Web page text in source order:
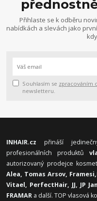
Přihlaste se k odběru
nabídkách a slevách jako
Souhlasím se zpracováním
newsletteru.
INHAIR.cz přináší
profesionálních produktů
autorizovaný prodejce
Alea, Tomas Arsov, Framesi,
Vitael, PerfectHair, JJ, JP
FRAMAR a další. TOP vlasová